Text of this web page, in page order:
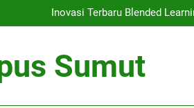
Inovasi Terbaru Blended
Mengintegrasikan
Inovasi Terbaru Blended
Mengintegrasikan
Sumut